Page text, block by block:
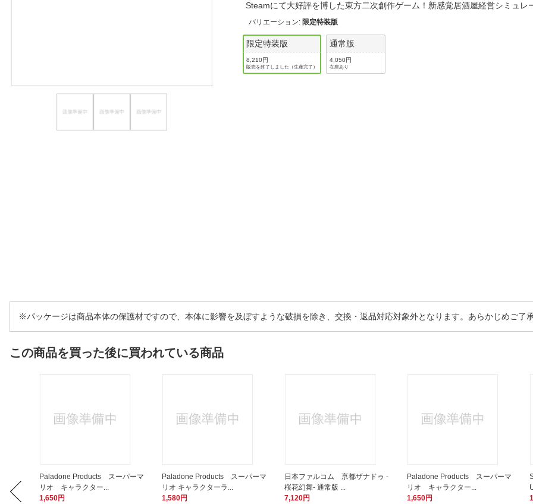
よくある質問・お問合せ
Steamにて大好評を博した東方二次創作ゲーム！新感覚居酒屋経営シミュ
バリエーション: 限定特装版
限定特装版
8,210円
販売を終了しました（生産完了）
通常版
4,050円
在庫あり
※パッケージは商品本体の保護材ですので、本体に影響を及ぼすような破損を除き、交換・返品対応対象外となります。あらかじめご了承
この商品を買った後に買われている商品
Paladone Products スーパーマ
リオ キャラクター...
1,650円
Paladone Products スーパーマ
リオ キャラクターラ...
1,580円
日本ファルコム 亰都ザナドゥ -
桜花幻舞- 通常版 ...
7,120円
Paladone Products スーパーマ
リオ キャラクター...
1,650円